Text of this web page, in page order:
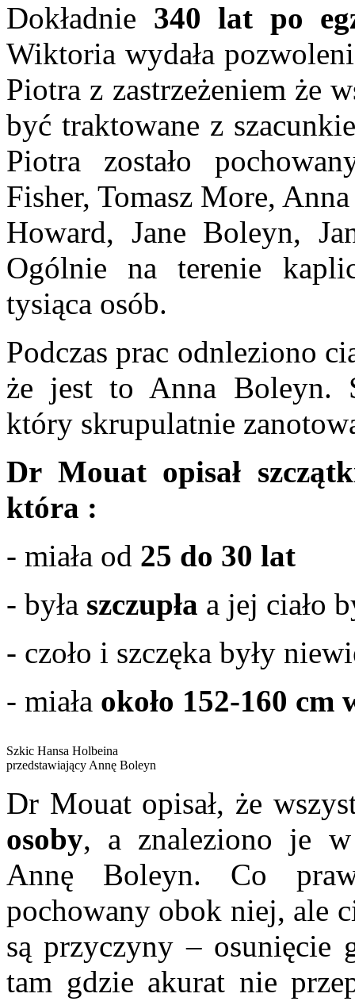
Dokładnie 340 lat po
Wiktoria wydała
Piotra z zastrzeżeniem że
być traktowane z
Piotra zostało
Fisher, Tomasz More,
Howard, Jane Boleyn,
Ogólnie na terenie
tysiąca osób.
Podczas prac odnleziono
że jest to Anna Boleyn.
który skrupulatnie
Dr Mouat opisał
która :
- miała od 25 do 30 lat
- była szczupła a jej ciało
- czoło i szczęka były
- miała około 152-160 cm
Szkic Hansa Holbeina
przedstawiający Annę Boleyn
Dr Mouat opisał, że
osoby, a znaleziono je
Annę Boleyn. Co
pochowany obok niej, ale
są przyczyny – osunięcie
tam gdzie akurat nie